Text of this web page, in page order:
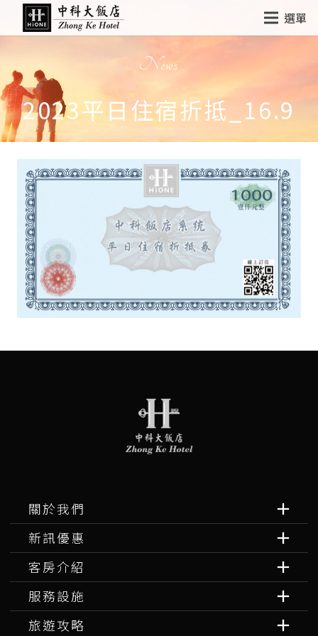
選單
News
2023平日住宿折抵_16.9
關於我們
新訊優惠
客房介紹
服務設施
旅遊攻略